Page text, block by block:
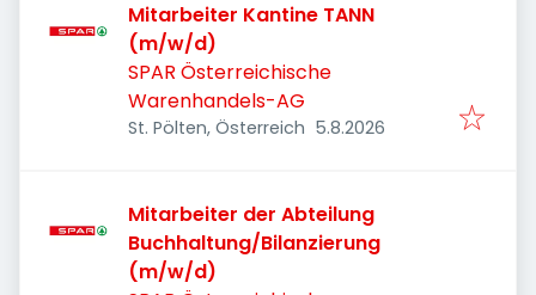
Mitarbeiter Kantine TANN
(m/w/d)
SPAR Österreichische
Warenhandels-AG
St. Pölten, Österreich Veröffentlicht
5.8.2026
Mitarbeiter der Abteilung
Buchhaltung/Bilanzierung
(m/w/d)